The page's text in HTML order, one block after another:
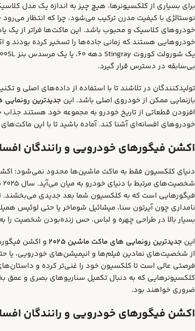
نوستالژی با کیفیت مدرن ترکیب می‌شود، چرا که انتظار می‌رود
خودروهای کلاسیک و محبوب باشد. این ماکت‌ها فراتر از یک
خودروهایی هستند که زمانی جاده‌ها را تسخیر کرده بودند و
بی‌سابقه در دسترس قرار گیرد.
تولیدکنندگان در تلاشند تا با استفاده از داده‌های اصلی و
بازنمایی ممکن از خودروی اصلی باشد. این جدیدترین رونمایی‌
افزودن قطعاتی از تاریخ خودرو به مجموعه خود هستند جذاب
خودروهای افسانه‌ای آشنا کند. آماده باشید تا با این
اکشن فیگورهای خودرویی و رانندگان
دنیای کلکسیون فقط به ماکت ماشین‌ها محدود نمی‌شود؛ اکشن
شخصیت‌های مرتبط با دنیای خودرو به میان می‌آید. سال ۲۰۲۵ نویدبخش عرضه‌ی
فیگورهایی است که به کلکسیون شما بعد جدیدی می‌بخشند.
نامداری چون آیرتون سنا، میشائیل شوماخر یا حتی لوئیس
بسیار بالا در طراحی چهره و لباس، حس زنده‌بودن شخصیت را
این جدیدترین رونمایی‌ های ماکت ماشین ۲۰۲۵
و اکشن
از شخصیت‌های نمادین فیلم‌ها و انیمیشن‌های خودرویی، یا
فرصتی عالی است تا کلکسیون خود را غنی‌تر کرده و
کلکسیونرهایی که به دنبال تکمیل سناریوهای بصری و
ضروری خواهند بود.
اکشن فیگورهای خودرویی و رانندگان افسانه‌ای